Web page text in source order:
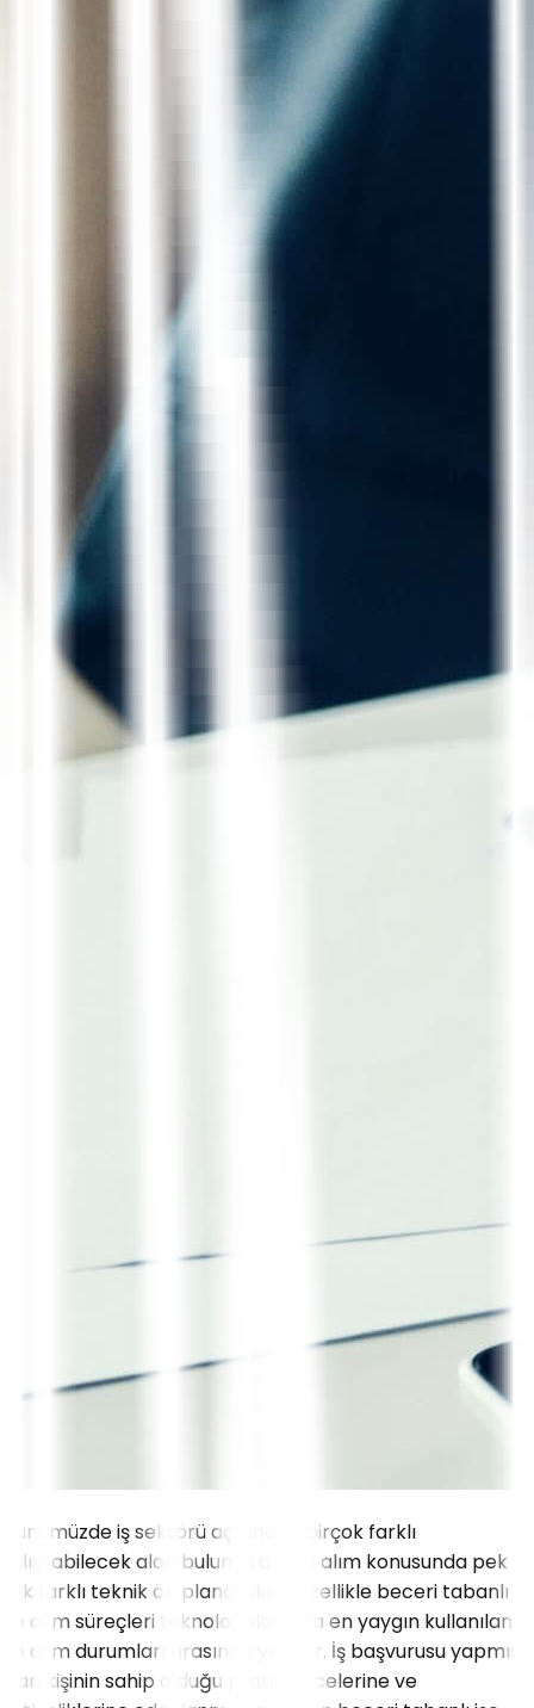
Günümüzde iş sektörü açısından birçok farklı
çalışılabilecek alan bulunsa da, işe alım konusunda pek
çok farklı teknik ön plana çıkar. Özellikle beceri tabanlı
işe alım süreçleri teknoloji alanında en yaygın kullanılan
işe alım durumları arasında yer alır. İş başvurusu yapmış
olan kişinin sahip olduğu pratik becelerine ve